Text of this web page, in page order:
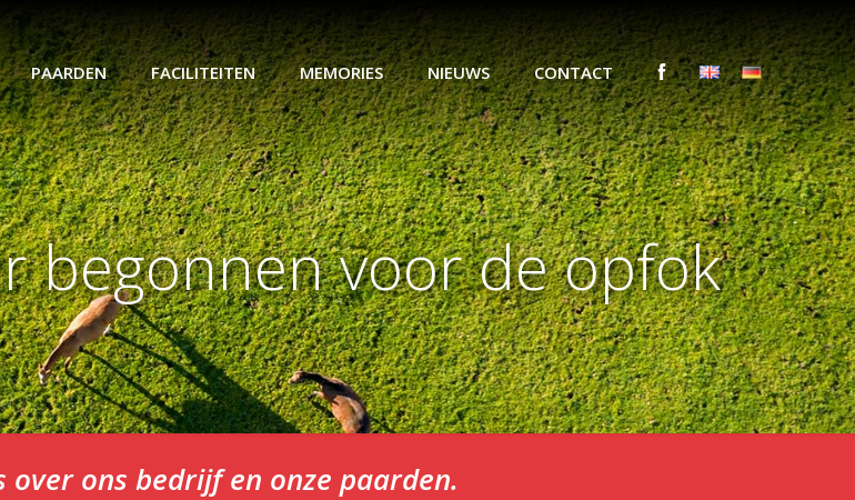
PAARDEN FACILITEITEN MEMORIES NIEUWS CONTACT
begonnen voor de opfok
ons bedrijf en onze paarden.